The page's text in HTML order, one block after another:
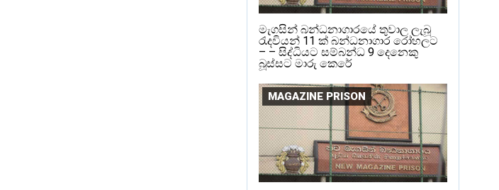
මැගසින් බන්ධනාගාරයේ තුවාල ලැබූ
රැදවියන් 11 ක් බන්ධනාගාර රෝහලට
– – සිද්ධියට සම්බන්ධ 9 දෙනෙකු
බූස්සට මාරු කෙරේ
MAGAZINE PRISON